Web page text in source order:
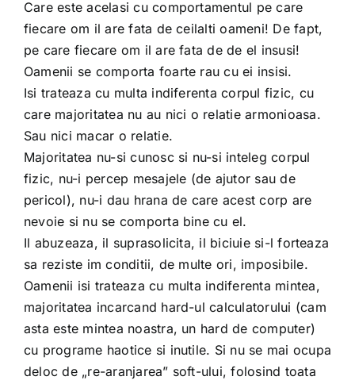
Care este acelasi cu comportamentul pe care
fiecare om il are fata de ceilalti oameni! De fapt,
pe care fiecare om il are fata de de el insusi!
Oamenii se comporta foarte rau cu ei insisi.
Isi trateaza cu multa indiferenta corpul fizic, cu
care majoritatea nu au nici o relatie armonioasa.
Sau nici macar o relatie.
Majoritatea nu-si cunosc si nu-si inteleg corpul
fizic, nu-i percep mesajele (de ajutor sau de
pericol), nu-i dau hrana de care acest corp are
nevoie si nu se comporta bine cu el.
Il abuzeaza, il suprasolicita, il biciuie si-l forteaza
sa reziste im conditii, de multe ori, imposibile.
Oamenii isi trateaza cu multa indiferenta mintea,
majoritatea incarcand hard-ul calculatorului (cam
asta este mintea noastra, un hard de computer)
cu programe haotice si inutile. Si nu se mai ocupa
deloc de „re-aranjarea” soft-ului, folosind toata